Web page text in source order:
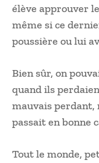
élève approuver
même si ce
poussière ou lui
Bien sûr, on
quand ils
mauvais perdant,
passait en bonne
Tout le monde,